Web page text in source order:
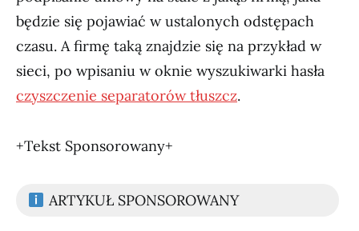
będzie się pojawiać w ustalonych odstępach
czasu. A firmę taką znajdzie się na przykład w
sieci, po wpisaniu w oknie wyszukiwarki hasła
czyszczenie separatorów tłuszcz.
+Tekst Sponsorowany+
ARTYKUŁ SPONSOROWANY